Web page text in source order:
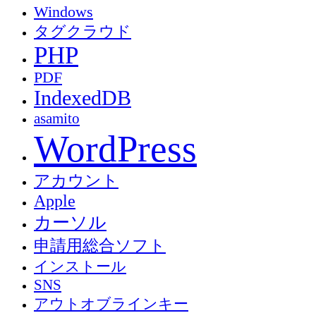
Windows
タグクラウド
PHP
PDF
IndexedDB
asamito
WordPress
アカウント
Apple
カーソル
申請用総合ソフト
インストール
SNS
アウトオブラインキー